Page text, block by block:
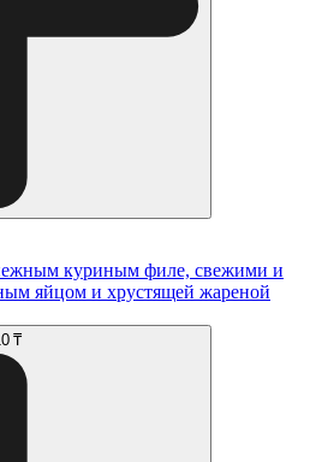
куриным филе, свежими и
яйцом и хрустящей жареной
₸